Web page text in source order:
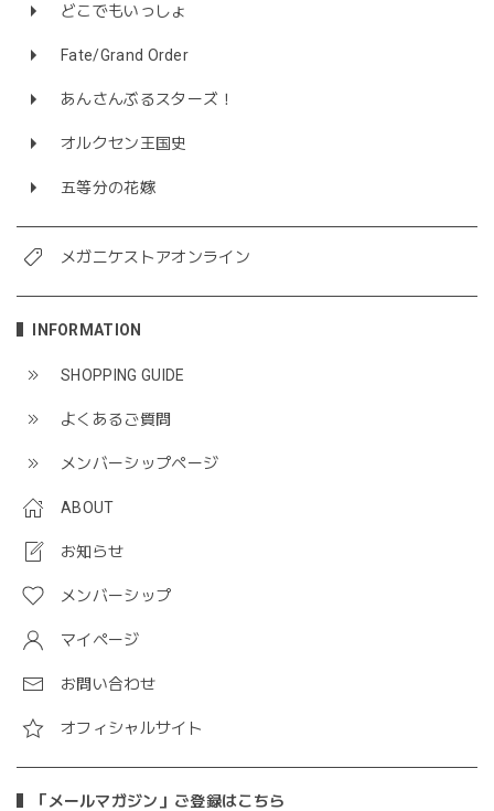
どこでもいっしょ
Fate/Grand Order
あんさんぶるスターズ！
オルクセン王国史
五等分の花嫁
メガニケストアオンライン
INFORMATION
SHOPPING GUIDE
よくあるご質問
メンバーシップページ
ABOUT
お知らせ
メンバーシップ
マイページ
お問い合わせ
オフィシャルサイト
「メールマガジン」ご登録はこちら